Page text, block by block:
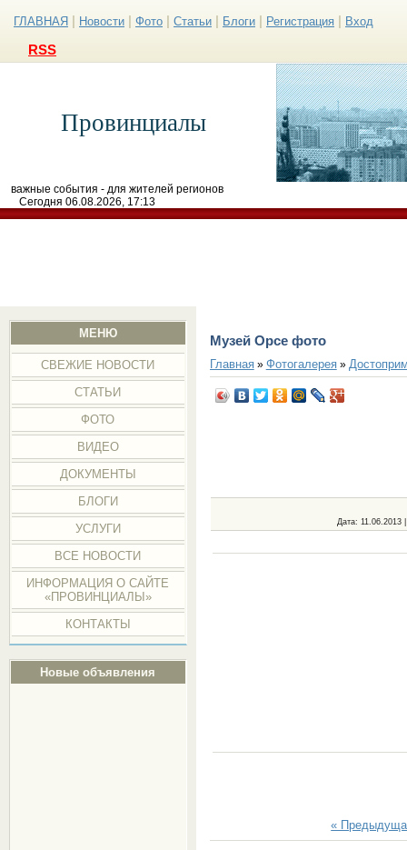
ГЛАВНАЯ Новости Фото Статьи Блоги Регистрация Вход
RSS
Провинциалы
важные события - для жителей регионов
Сегодня 06.08.2026, 17:13
МЕНЮ
СВЕЖИЕ НОВОСТИ
СТАТЬИ
ФОТО
ВИДЕО
ДОКУМЕНТЫ
БЛОГИ
УСЛУГИ
ВСЕ НОВОСТИ
ИНФОРМАЦИЯ О САЙТЕ
«ПРОВИНЦИАЛЫ»
КОНТАКТЫ
Новые объявления
Музей Орсе фото
Главная» Фотогалерея»
Дата: 11.06.2013
«